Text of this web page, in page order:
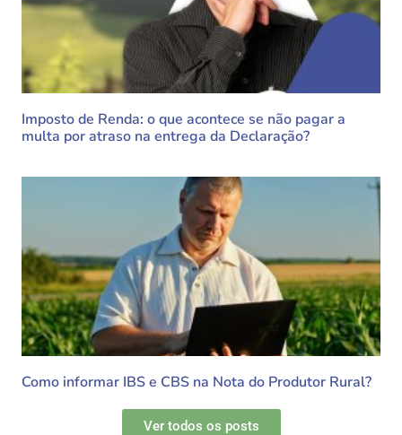
Imposto de Renda: o que acontece se não pagar a
multa por atraso na entrega da Declaração?
Como informar IBS e CBS na Nota do Produtor Rural?
Ver todos os posts